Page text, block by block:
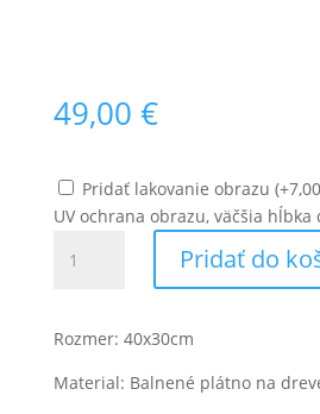
49,00 €
Pridať lakovanie obrazu (+7,00
UV ochrana obrazu, väčšia hĺbka
Vasilij
Kompozícia
v
Pridať do
Rozmer: 40x30cm
Material: Balnené plátno na